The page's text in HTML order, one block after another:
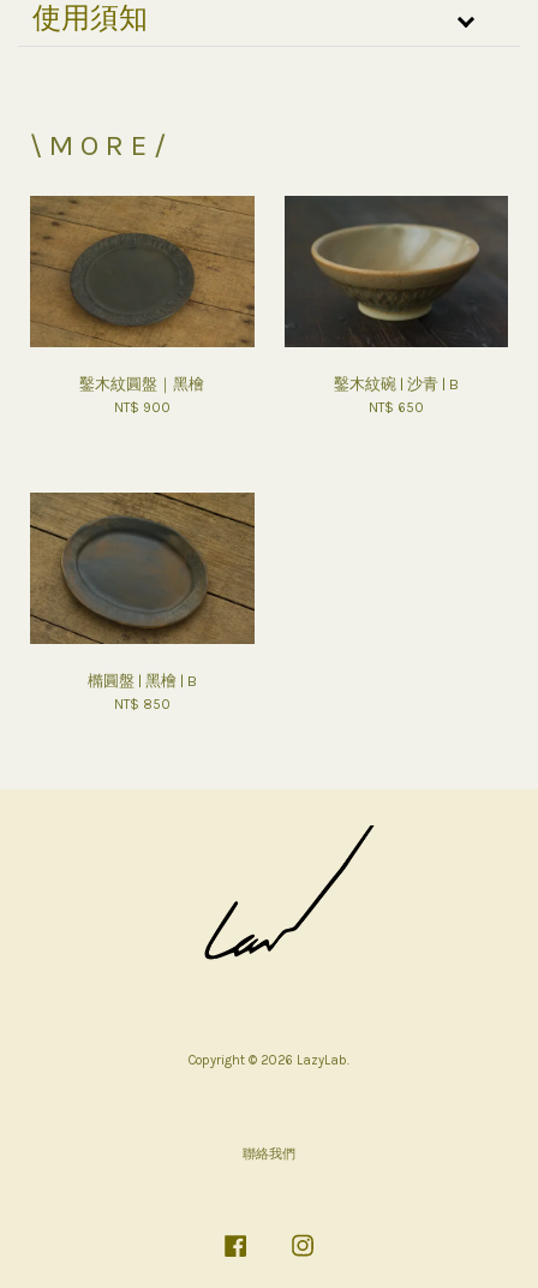
使用須知
\ M O R E /
鑿木紋圓盤｜黑檜
NT$ 900
鑿木紋碗 | 沙青 | B
NT$ 650
橢圓盤 | 黑檜 | B
NT$ 850
Copyright © 2026 LazyLab.
聯絡我們
Facebook